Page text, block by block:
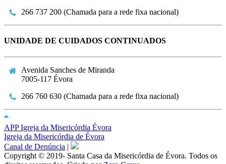
266 737 200 (Chamada para a rede fixa nacional)
UNIDADE DE CUIDADOS CONTINUADOS
Avenida Sanches de Miranda
7005-117 Évora
266 760 630 (Chamada para a rede fixa nacional)
APP Igreja da Misericórdia Évora
Igreja da Misericórdia de Évora
Canal de Denúncia |
Copyright © 2019- Santa Casa da Misericórdia de Évora. Todos os